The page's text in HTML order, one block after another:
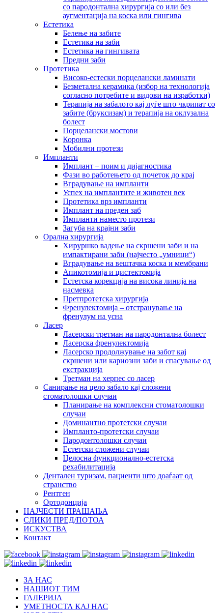
со пародонтална хирургија со или без
аугментација на коска или гингива
Естетика
Белење на забите
Естетика на заби
Естетика на гингивата
Предни заби
Протетика
Високо-естески порцелански ламинати
Безметална керамика (избор на технологија
согласно потребите и видови на изработки)
Терапија на забалото кај луѓе што чкрипат со
забите (бруксизам) и терапија на оклузална
болест
Порцелански мостови
Коронка
Мобилни протези
Импланти
Имплант – поим и дијагностика
Фази во работењето од почеток до крај
Вградување на импланти
Успех на имплантите и животен век
Протетика врз импланти
Имплант на преден заб
Импланти наместо протези
Загуба на крајни заби
Орална хирургија
Хируршко вадење на скршени заби и на
импактирани заби (најчесто „умници“)
Вградување на вештачка коска и мембрани
Апикотомија и цистектомија
Естетска корекција на висока линија на
насмевка
Претпротетска хирургија
Френулектомија – отстранување на
френулум на усна
Ласер
Ласерски третман на пародонтална болест
Ласерска френулектомија
Ласерско продолжување на забот кај
скршени или кариозни заби и спасување од
екстракција
Третман на херпес со ласер
Санирање на цело забало кај сложени
стоматолошки случаи
Планирање на комплексни стоматолошки
случаи
Доминантно протетски случаи
Импланто-протетски случаи
Пародонтолошки случаи
Естетски сложени случаи
Целосна функционално-естетска
рехабилитација
Дентален туризам, пациенти што доаѓаат од
странство
Рентген
Ортодонција
НАЈЧЕСТИ ПРАШАЊА
СЛИКИ ПРЕД/ПОТОА
ИСКУСТВА
Контакт
ЗА НАС
НАШИОТ ТИМ
ГАЛЕРИЈА
УМЕТНОСТА КАЈ НАС